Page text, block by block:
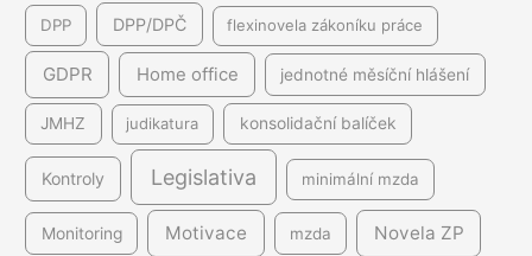
DPP DPP/DPČ flexinovela zákoníku práce
GDPR Home office jednotné měsíční hlášení
JMHZ judikatura konsolidační balíček
Kontroly Legislativa minimální mzda
Monitoring Motivace mzda Novela ZP